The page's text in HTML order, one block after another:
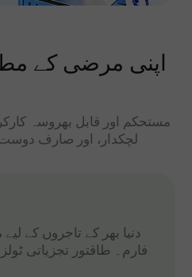
اپنی مرضی کے
مستحکم اور قابل بھروسہ
لچکدار، اور صارف دوست
دنیا بھر کے تاجروں کے
فارم۔ طاقتور تجزیاتی